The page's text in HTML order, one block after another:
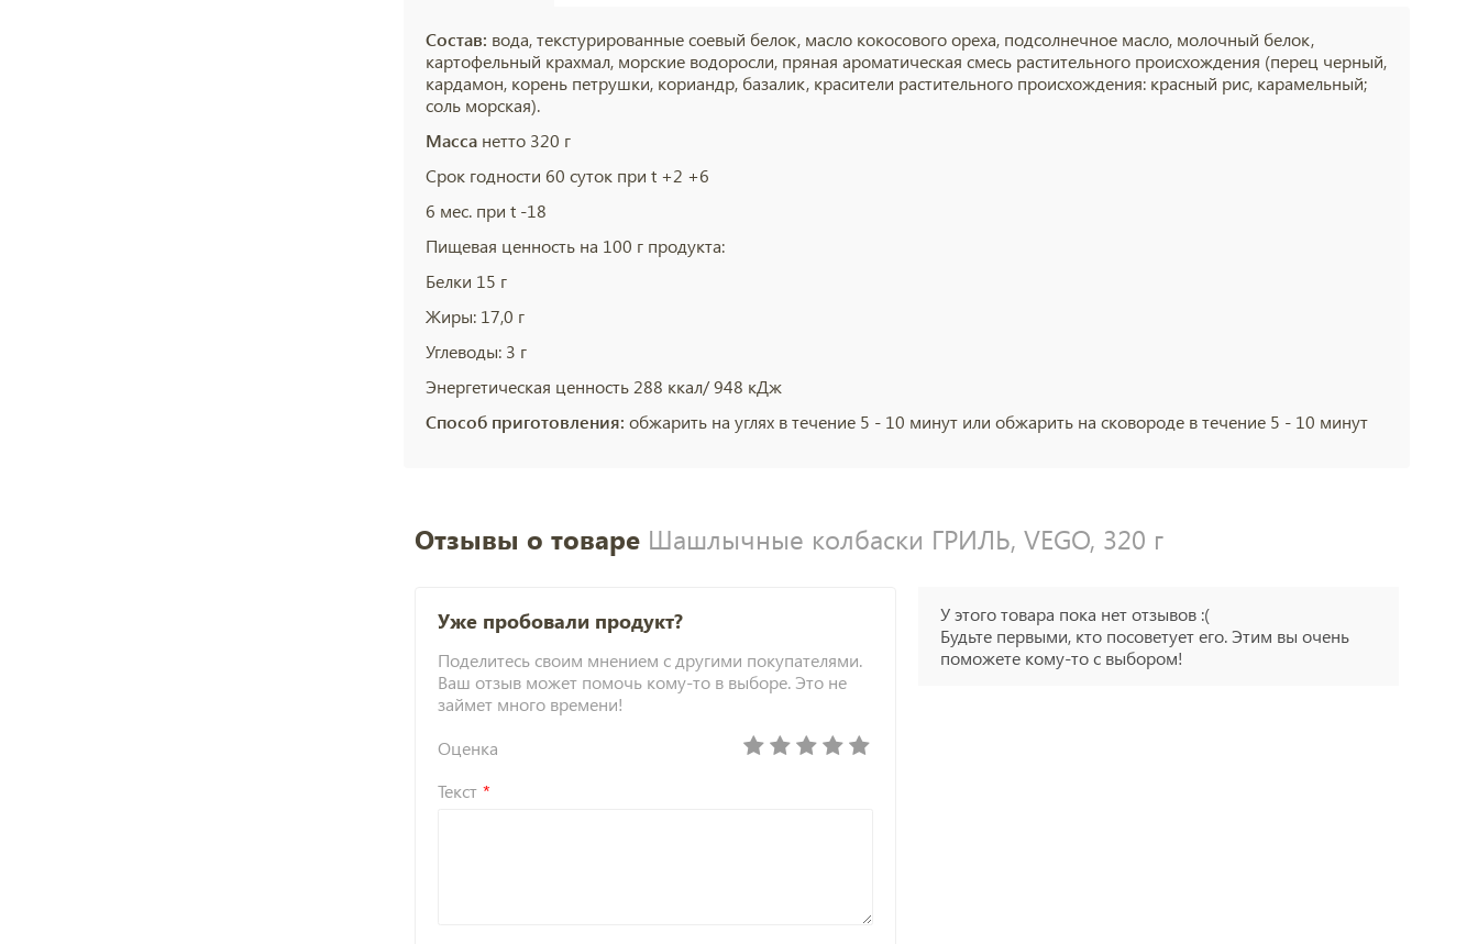
Состав: вода, текстурированные соевый белок, масло кокосового ореха, подсолнечное масло, молочный белок,
картофельный крахмал, морские водоросли, пряная ароматическая смесь растительного происхождения (перец черный,
кардамон, корень петрушки, кориандр, базалик, красители растительного происхождения: красный рис, карамельный;
соль морская).
Масса нетто 320 г
Срок годности 60 суток при t +2 +6
6 мес. при t -18
Пищевая ценность на 100 г продукта:
Белки 15 г
Жиры: 17,0 г
Углеводы: 3 г
Энергетическая ценность 288 ккал/ 948 кДж
Способ приготовления: обжарить на углях в течение 5 - 10 минут или обжарить на сковороде в течение 5 - 10 минут
Отзывы о товаре Шашлычные колбаски ГРИЛЬ, VEGO, 320 г
Уже пробовали продукт?
Поделитесь своим мнением с другими покупателями.
Ваш отзыв может помочь кому-то в выборе. Это не
займет много времени!
Оценка
Текст
У этого товара пока нет отзывов :(
Будьте первыми, кто посоветует его. Этим вы очень
поможете кому-то с выбором!